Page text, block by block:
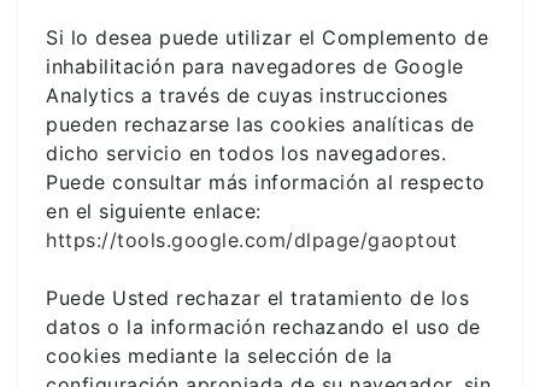
Si lo desea puede utilizar el Complemento de
inhabilitación para navegadores de Google
Analytics a través de cuyas instrucciones
pueden rechazarse las cookies analíticas de
dicho servicio en todos los navegadores.
Puede consultar más información al respecto
en el siguiente enlace:
https://tools.google.com/dlpage/gaoptout
Puede Usted rechazar el tratamiento de los
datos o la información rechazando el uso de
cookies mediante la selección de la